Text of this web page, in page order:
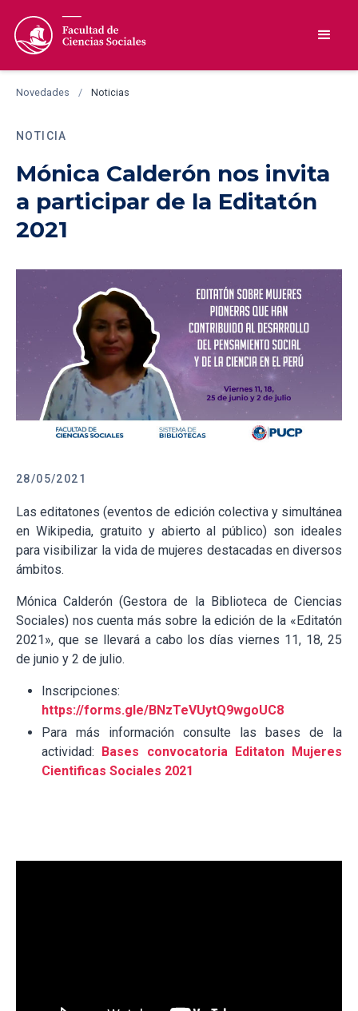
Novedades / Noticias
NOTICIA
Mónica Calderón nos invita
a participar de la Editatón
2021
28/05/2021
Las editatones (eventos de edición colectiva y simultánea
en Wikipedia, gratuito y abierto al público) son ideales
para visibilizar la vida de mujeres destacadas en diversos
ámbitos.
Mónica Calderón (Gestora de la Biblioteca de Ciencias
Sociales) nos cuenta más sobre la edición de la «Editatón
2021», que se llevará a cabo los días viernes 11, 18, 25
de junio y 2 de julio.
Inscripciones:
https://forms.gle/BNzTeVUytQ9wgoUC8
Para más información consulte las bases de la
actividad: Bases convocatoria Editaton Mujeres
Cientificas Sociales 2021